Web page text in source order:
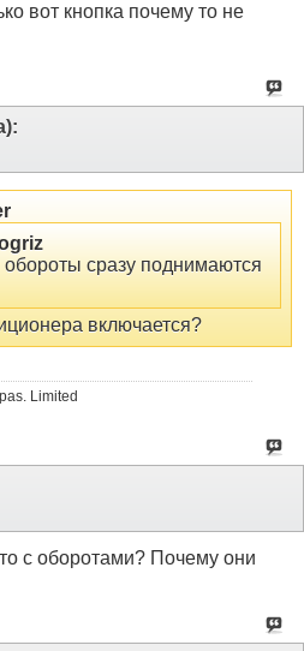
вот кнопка почему то не
сразу поднимаются
включается?
Limited
с оборотами? Почему они